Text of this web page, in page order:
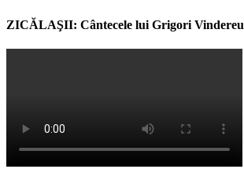
ZICĂLAŞII: Cântecele lui Grigori Vindereu